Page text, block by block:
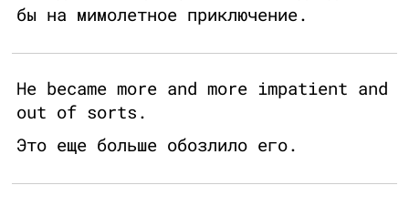
бы на мимолетное приключение.
He became more and more impatient and
out of sorts.
Это еще больше обозлило его.